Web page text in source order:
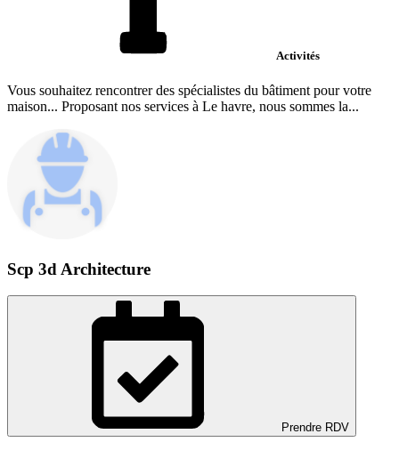
Activités
Vous souhaitez rencontrer des spécialistes du bâtiment pour votre
maison... Proposant nos services à Le havre, nous sommes la...
Scp 3d Architecture
Prendre RDV